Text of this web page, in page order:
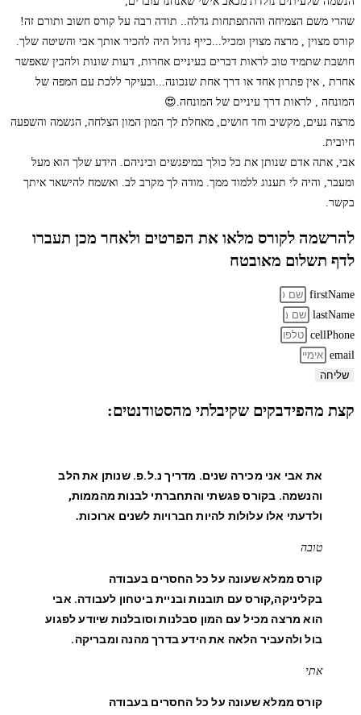
שהרי משם הצמיחה וההתפתחות גדלה.. תודה רבה על קורס חשוב ותורם זה!
קורס מצוין , מרצה מצוין ומכיל...כייף גדול היה להכיר אותך אבי והשיטה שלך.
חושבת שתמיד טוב לראות דברים בעיניים אחרות, דעות שונות ולהבין שאפשר
אחרת , אין פתרון אחד או דרך אחת שנכונה...ובעיקר ללכת עם המפה של
המונחה , לראות דרך עיניים של המונחה.😍
מרצה נעים, מקשיב וחד חושים, מאחלת לך המון המון הצלחה, הגשמה והשפעה
חיובית.
אבי, אתה אדם שנותן את כל כולך במיפגשים וביניהם. הידע שלך הוא מעל
ומעבר, והיה לי תענוג ללמוד ממך. מודה לך מקרב לב. ואשמח להישאר איתך
בקשר.
להרשמה לקורס מלאו את הפרטים ולאחר מכן תעברו
לדף תשלום מאובטח
firstName
lastName
cellPhone
email
שליחה
קצת מהפידבקים שקיבלתי מהסטודנטים:
את אבי אני מכירה שנים. מדריך נ.ל.פ. שנותן את הלב
והנשמה. בקורס פגשתי והתחברתי לבנות מהממות,
ולדעתי אלו עלולות להיות חברויות לשנים ארוכות.
טובה
קורס ממלא שעונה על כל החסרים בעבודה
בקליניקה,קורס עם תובנות ובניית ביטחון לעבודה. אבי
הוא מרצה מכיל עם המון סבלנות וסובלנות שיודע לפגוע
בול ולהעביר הלאה את הידע בדרך מהנה ומבריקה.
אתי
קורס ממלא שעונה על כל החסרים בעבודה